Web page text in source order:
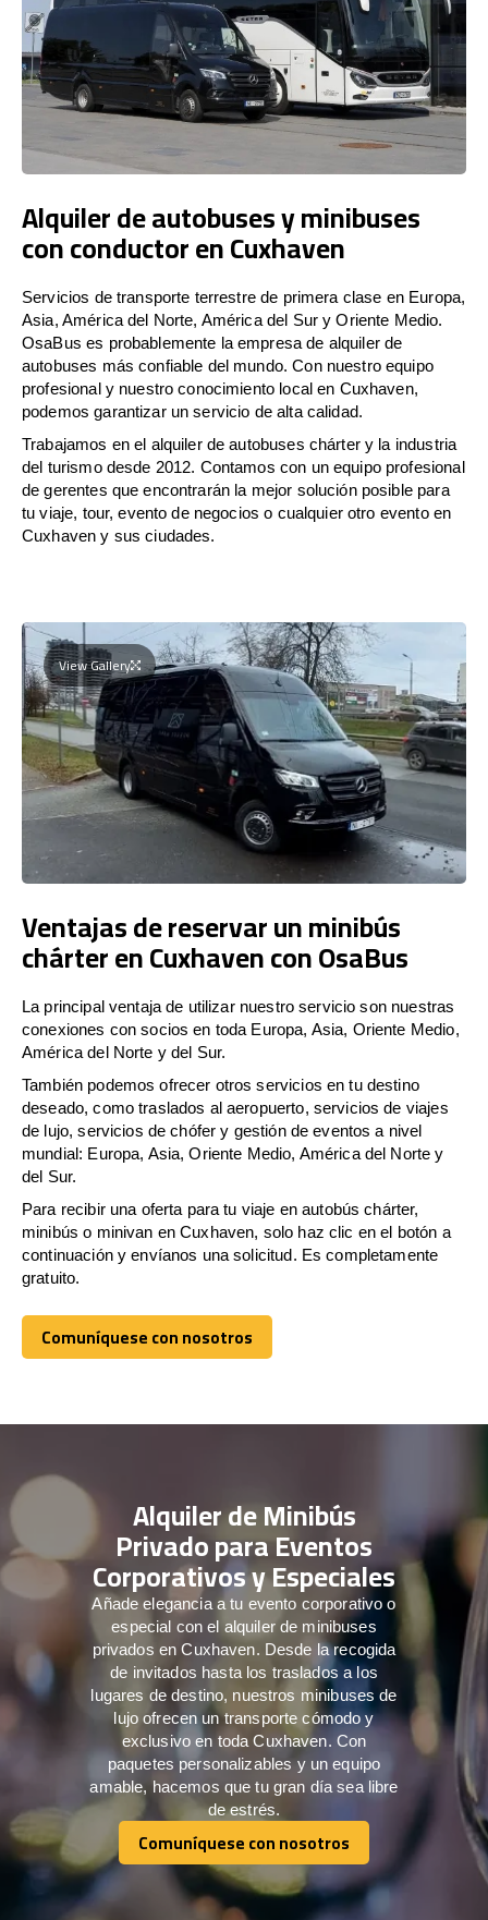
Alquiler de autobuses y minibuses
con conductor en Cuxhaven
Servicios de transporte terrestre de primera clase en Europa,
Asia, América del Norte, América del Sur y Oriente Medio.
OsaBus es probablemente la empresa de alquiler de
autobuses más confiable del mundo. Con nuestro equipo
profesional y nuestro conocimiento local en Cuxhaven,
podemos garantizar un servicio de alta calidad.
Trabajamos en el alquiler de autobuses chárter y la industria
del turismo desde 2012. Contamos con un equipo profesional
de gerentes que encontrarán la mejor solución posible para
tu viaje, tour, evento de negocios o cualquier otro evento en
Cuxhaven y sus ciudades.
View Gallery
Ventajas de reservar un minibús
chárter en Cuxhaven con OsaBus
La principal ventaja de utilizar nuestro servicio son nuestras
conexiones con socios en toda Europa, Asia, Oriente Medio,
América del Norte y del Sur.
También podemos ofrecer otros servicios en tu destino
deseado, como traslados al aeropuerto, servicios de viajes
de lujo, servicios de chófer y gestión de eventos a nivel
mundial: Europa, Asia, Oriente Medio, América del Norte y
del Sur.
Para recibir una oferta para tu viaje en autobús chárter,
minibús o minivan en Cuxhaven, solo haz clic en el botón a
continuación y envíanos una solicitud. Es completamente
gratuito.
Comuníquese con nosotros
Comuníquese con nosotros
Alquiler de Minibús
Privado para Eventos
Corporativos y Especiales
Añade elegancia a tu evento corporativo o
especial con el alquiler de minibuses
privados en Cuxhaven. Desde la recogida
de invitados hasta los traslados a los
lugares de destino, nuestros minibuses de
lujo ofrecen un transporte cómodo y
exclusivo en toda Cuxhaven. Con
paquetes personalizables y un equipo
amable, hacemos que tu gran día sea libre
de estrés.
Comuníquese con nosotros
Comuníquese con nosotros